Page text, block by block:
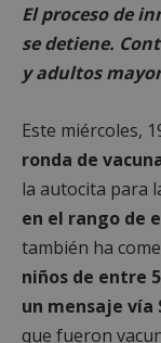
El proceso de
se detiene.
y adultos
Este miércoles,
ronda de
la autocita para
en el rango de
también ha
niños de entre
un mensaje vía
que fueron